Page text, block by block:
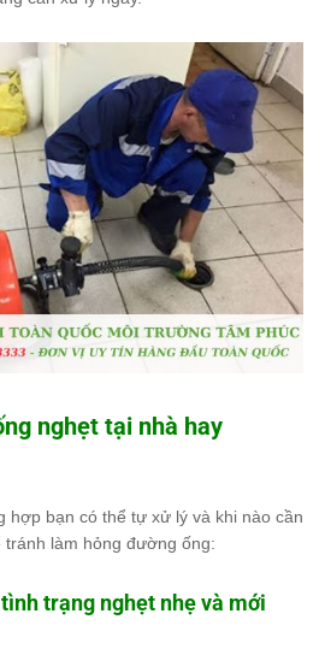
nghẹt tại nhà hay
hợp bạn có thể tự xử lý và khi nào cần
làm hỏng đường ống:
trạng nghẹt nhẹ và mới